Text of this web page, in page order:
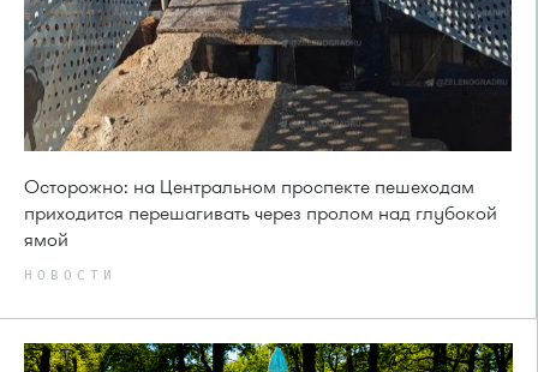
Осторожно: на Центральном проспекте пешеходам
приходится перешагивать через пролом над глубокой
ямой
НОВОСТИ